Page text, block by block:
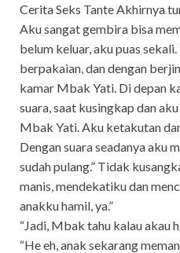
Cerita Seks Tante Akhirnya
Aku sangat gembira bisa
belum keluar, aku puas
berpakaian, dan dengan
kamar Mbak Yati. Di depan
suara, saat kusingkap dan
Mbak Yati. Aku ketakutan
Dengan suara seadanya aku
sudah pulang.” Tidak
manis, mendekatiku dan
anakku hamil, ya.”
“Jadi, Mbak tahu kalau akau
“He eh, anak sekarang